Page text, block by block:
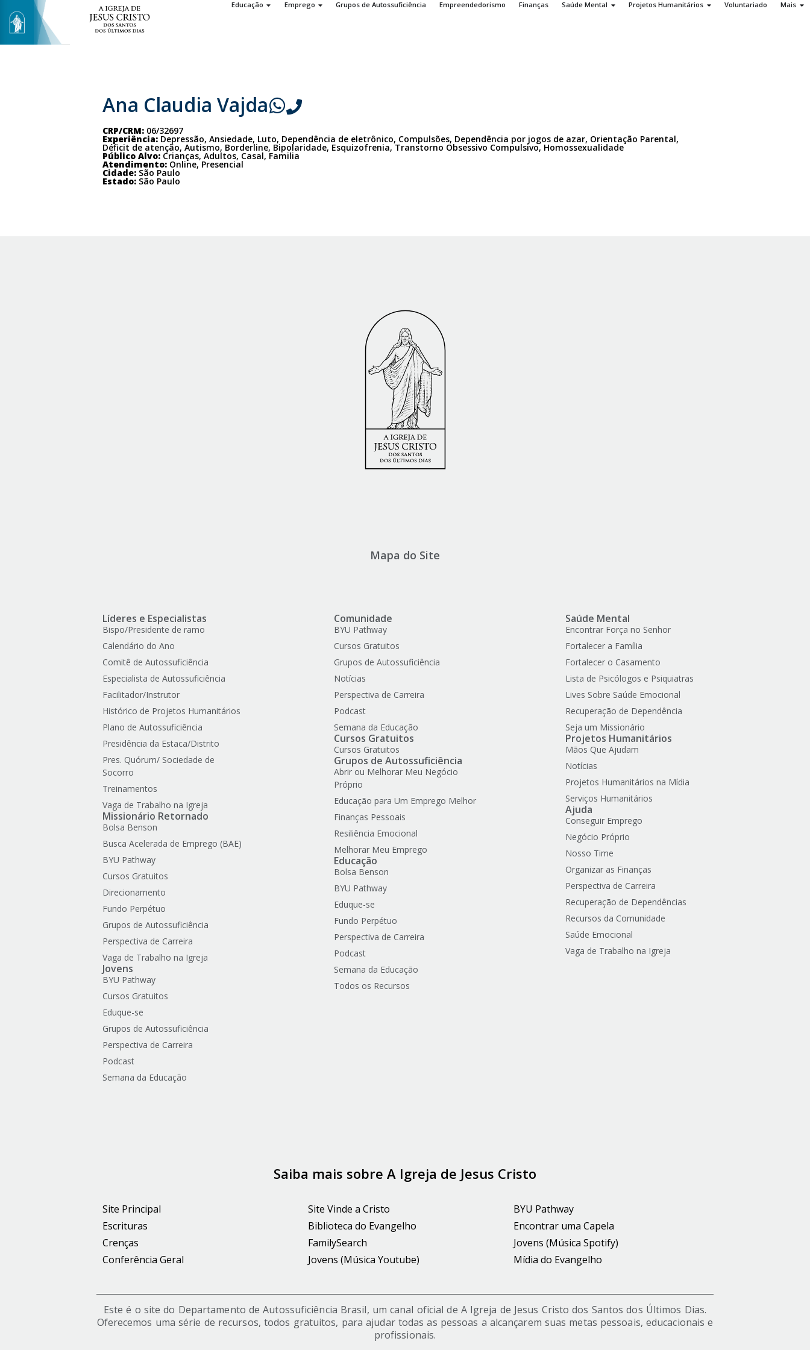
Educação Emprego Grupos de Autossuficiência Empreendedorismo Finanças Saúde Mental Projetos Humanitários Voluntariado Mais
Ana Claudia Vajda
CRP/CRM: 06/32697
Experiência: Depressão, Ansiedade, Luto, Dependência de eletrônico, Compulsões, Dependência por jogos de azar, Orientação Parental,
Déficit de atenção, Autismo, Borderline, Bipolaridade, Esquizofrenia, Transtorno Obsessivo Compulsivo, Homossexualidade
Público Alvo: Crianças, Adultos, Casal, Familia
Atendimento: Online, Presencial
Cidade: São Paulo
Estado: São Paulo
Mapa do Site
Líderes e Especialistas
Bispo/Presidente de ramo
Calendário do Ano
Comitê de Autossuficiência
Especialista de Autossuficiência
Facilitador/Instrutor
Histórico de Projetos Humanitários
Plano de Autossuficiência
Presidência da Estaca/Distrito
Pres. Quórum/ Sociedade de
Socorro
Treinamentos
Vaga de Trabalho na Igreja
Missionário Retornado
Bolsa Benson
Busca Acelerada de Emprego (BAE)
BYU Pathway
Cursos Gratuitos
Direcionamento
Fundo Perpétuo
Grupos de Autossuficiência
Perspectiva de Carreira
Vaga de Trabalho na Igreja
Jovens
BYU Pathway
Cursos Gratuitos
Eduque-se
Grupos de Autossuficiência
Perspectiva de Carreira
Podcast
Semana da Educação
Comunidade
BYU Pathway
Cursos Gratuitos
Grupos de Autossuficiência
Notícias
Perspectiva de Carreira
Podcast
Semana da Educação
Cursos Gratuitos
Cursos Gratuitos
Grupos de Autossuficiência
Abrir ou Melhorar Meu Negócio
Próprio
Educação para Um Emprego Melhor
Finanças Pessoais
Resiliência Emocional
Melhorar Meu Emprego
Educação
Bolsa Benson
BYU Pathway
Eduque-se
Fundo Perpétuo
Perspectiva de Carreira
Podcast
Semana da Educação
Todos os Recursos
Saúde Mental
Encontrar Força no Senhor
Fortalecer a Família
Fortalecer o Casamento
Lista de Psicólogos e Psiquiatras
Lives Sobre Saúde Emocional
Recuperação de Dependência
Seja um Missionário
Projetos Humanitários
Mãos Que Ajudam
Notícias
Projetos Humanitários na Mídia
Serviços Humanitários
Ajuda
Conseguir Emprego
Negócio Próprio
Nosso Time
Organizar as Finanças
Perspectiva de Carreira
Recuperação de Dependências
Recursos da Comunidade
Saúde Emocional
Vaga de Trabalho na Igreja
Saiba mais sobre A Igreja de Jesus Cristo
Site Principal
Escrituras
Crenças
Conferência Geral
Site Vinde a Cristo
Biblioteca do Evangelho
FamilySearch
Jovens (Música Youtube)
BYU Pathway
Encontrar uma Capela
Jovens (Música Spotify)
Mídia do Evangelho
Este é o site do Departamento de Autossuficiência Brasil, um canal oficial de A Igreja de Jesus Cristo dos Santos dos Últimos Dias.
Oferecemos uma série de recursos, todos gratuitos, para ajudar todas as pessoas a alcançarem suas metas pessoais, educacionais e
profissionais.